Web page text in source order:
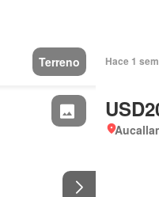
Terreno Hace 1